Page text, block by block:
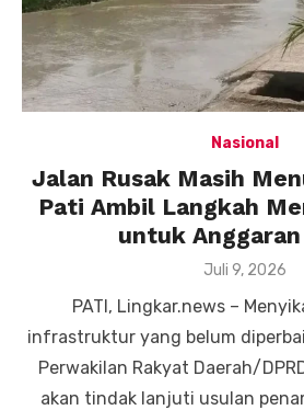
Nasional
Jalan Rusak Masih
Pati Ambil Langkah
untuk
Posted
Juli 9, 2026
PATI, Lingkar.news –
infrastruktur yang belum
Perwakilan Rakyat Daerah/
akan tindak lanjuti usulan